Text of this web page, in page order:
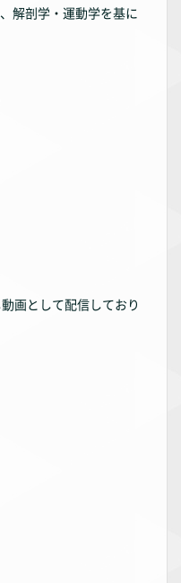
解剖学・運動学を基に
画として配信しており